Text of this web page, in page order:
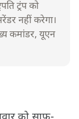
ट्रंप को
नहीं करेगा।
कमांडर, यूएन